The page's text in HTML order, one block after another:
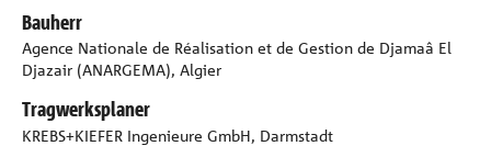
Bauherr
Agence Nationale de Réalisation et de Gestion de Djamaâ El
Djazair (ANARGEMA), Algier
Tragwerksplaner
KREBS+KIEFER Ingenieure GmbH, Darmstadt